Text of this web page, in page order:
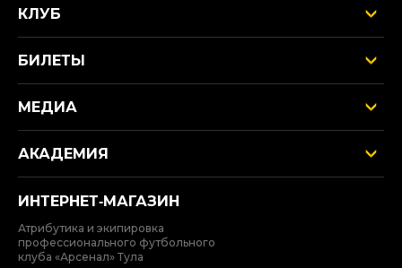
КЛУБ
БИЛЕТЫ
МЕДИА
АКАДЕМИЯ
ИНТЕРНЕТ‑МАГАЗИН
Атрибутика и экипировка
профессионального футбольного
клуба «Арсенал» Тула